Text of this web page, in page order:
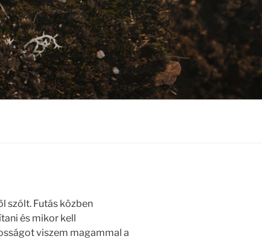
szólt. Futás közben
és mikor kell
viszem magammal a